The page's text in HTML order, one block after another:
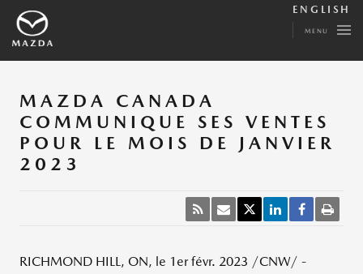
ENGLISH
MENU
MAZDA CANADA
COMMUNIQUE SES VENTES
POUR LE MOIS DE JANVIER
2023
RICHMOND HILL, ON, le 1er févr. 2023 /CNW/ -